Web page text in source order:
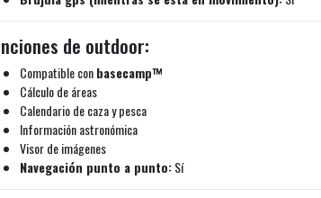
de outdoor:
Compatible conbasecamp™
Cálculo de áreas
Calendario de caza y pesca
Información astronómica
Visor de imágenes
Navegación punto a punto:Sí